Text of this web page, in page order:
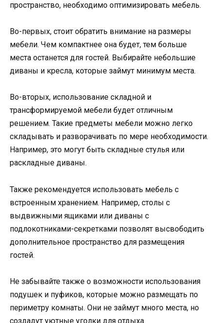
пространство, необходимо оптимизировать мебель.
Во-первых, стоит обратить внимание на размеры
мебели. Чем компактнее она будет, тем больше
места останется для гостей. Выбирайте небольшие
диваны и кресла, которые займут минимум места.
Во-вторых, использование складной и
трансформируемой мебели будет отличным
решением. Такие предметы мебели можно легко
складывать и разворачивать по мере необходимости.
Например, это могут быть складные стулья или
раскладные диваны.
Также рекомендуется использовать мебель с
встроенным хранением. Например, столы с
выдвижными ящиками или диваны с
подлокотниками-секретками позволят высвободить
дополнительное пространство для размещения
гостей.
Не забывайте также о возможности использования
подушек и пуфиков, которые можно размещать по
периметру комнаты. Они не займут много места, но
создадут уютные уголки для отдыха.